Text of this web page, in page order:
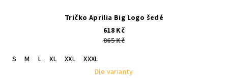
Tričko Aprilia Big Logo šedé
618 Kč
865 Kč
S
M L XL XXL
XXXL
Dle varianty